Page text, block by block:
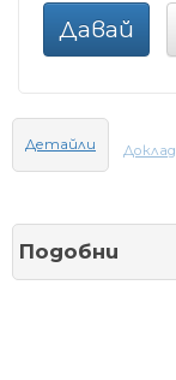
Давай
Детайли Доклад
Подобни